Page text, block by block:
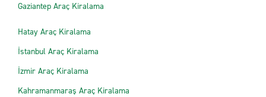
Gaziantep Araç Kiralama
Hatay Araç Kiralama
İstanbul Araç Kiralama
İzmir Araç Kiralama
Kahramanmaraş Araç Kiralama